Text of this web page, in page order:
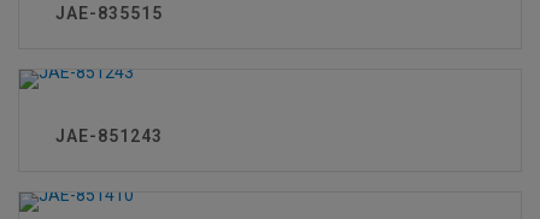
JAE-835515
JAE-851243